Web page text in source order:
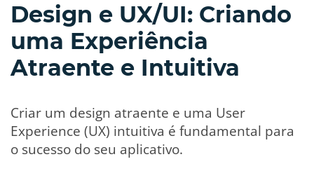
Design e UX/UI: Criando
uma Experiência
Atraente e Intuitiva
Criar um design atraente e uma User
Experience (UX) intuitiva é fundamental para
o sucesso do seu aplicativo.